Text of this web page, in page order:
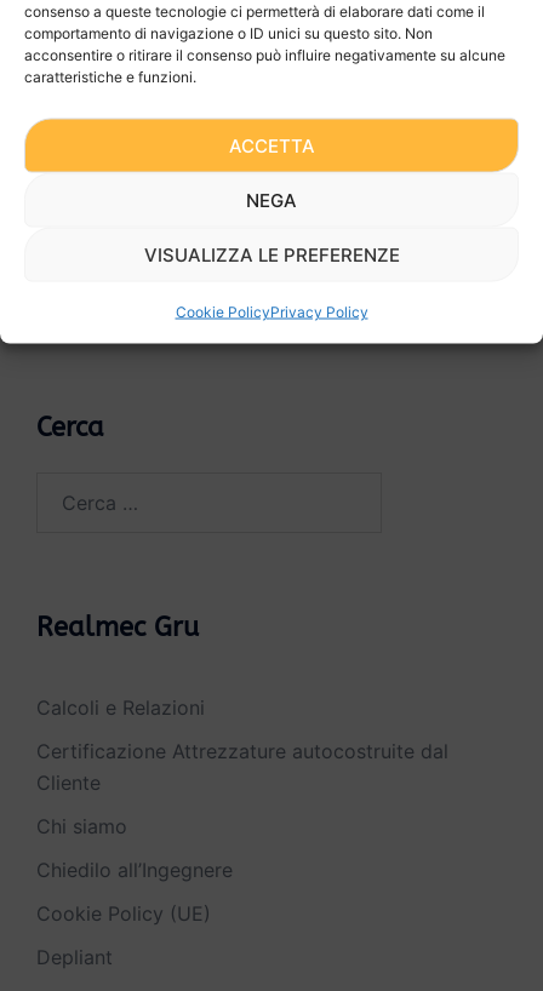
consenso a queste tecnologie ci permetterà di elaborare dati come il
comportamento di navigazione o ID unici su questo sito. Non
acconsentire o ritirare il consenso può influire negativamente su alcune
caratteristiche e funzioni.
ACCETTA
NEGA
VISUALIZZA LE PREFERENZE
Cookie PolicyPrivacy Policy
(valutazione costi/benefici dell’utilizzo presente e/o
futuro). In questi casi si può valutare di impiegare,
rimettendoli in commercio, impianti usati, magari dopo
attestato/ revisionato l’impianto elettrico per metterlo
a norma con le attuali disposizioni; oppure al bisogno
possiamo disporre di noleggio di dette gru o
Cerca
per:
Realmec Gru
Calcoli e Relazioni
Certificazione Attrezzature autocostruite dal
Cliente
Chi siamo
Chiedilo all’Ingegnere
Cookie Policy (UE)
Depliant